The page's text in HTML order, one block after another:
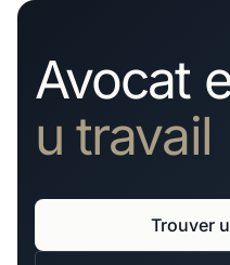
Avocat
u travail
Trouver